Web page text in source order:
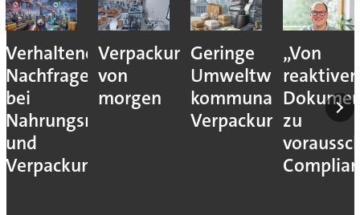
Verhaltene
Nachfrage
bei
Nahrungsmittel-
und
Verpackungsmaschinen
Verpackungslogistik
von
morgen
Geringe
Umweltwirkung
kommunaler
Verpackungssteuern
„Von
reaktiver
zu